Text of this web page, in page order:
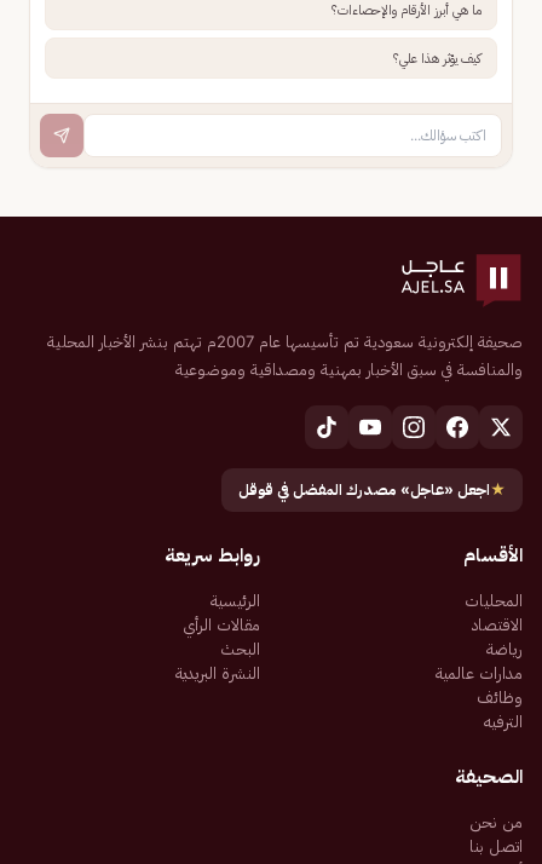
ما هي أبرز الأرقام والإحصاءات؟
كيف يؤثر هذا علي؟
صحيفة إلكترونية سعودية تم تأسيسها عام 2007م تهتم بنشر الأخبار المحلية
والمنافسة في سبق الأخبار بمهنية ومصداقية وموضوعية
★اجعل «عاجل» مصدرك المفضل في قوقل
الأقسام
المحليات
الاقتصاد
رياضة
مدارات عالمية
وظائف
الترفيه
روابط سريعة
الرئيسية
مقالات الرأي
البحث
النشرة البريدية
الصحيفة
من نحن
اتصل بنا